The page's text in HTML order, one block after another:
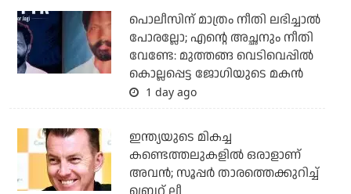
പൊലീസിന് മാത്രം നീതി ലഭിച്ചാല്‍
പോരല്ലോ; എന്റെ അച്ഛനും നീതി
വേണ്ടേ: മുത്തങ്ങ വെടിവെപ്പില്‍
കൊല്ലപ്പെട്ട ജോഗിയുടെ മകന്‍
1 day ago
ഇന്ത്യയുടെ മികച്ച
കണ്ടെത്തലുകളില്‍ ഒരാളാണ്
അവന്‍; സൂപ്പര്‍ താരത്തെക്കുറിച്ച്